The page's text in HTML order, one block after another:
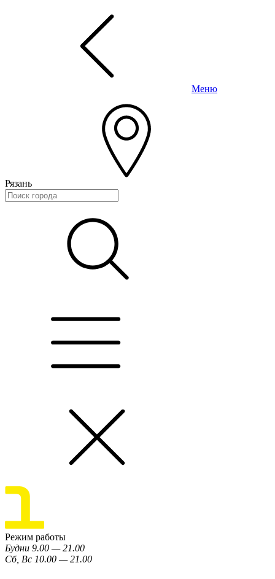
Меню
Рязань
Режим работы
Будни 9.00 — 21.00
Сб, Вс 10.00 — 21.00